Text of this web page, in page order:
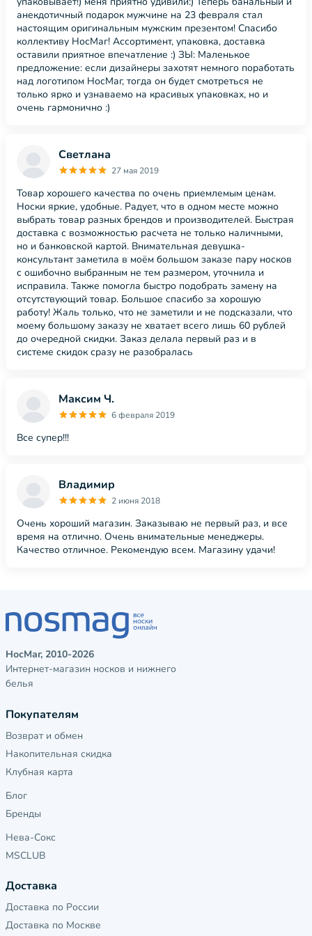
анекдотичный подарок мужчине на 23 февраля стал
настоящим оригинальным мужским презентом! Спасибо
коллективу НосМаг! Ассортимент, упаковка, доставка
оставили приятное впечатление :) ЗЫ: Маленькое
предложение: если дизайнеры захотят немного поработать
над логотипом НосМаг, тогда он будет смотреться не
только ярко и узнаваемо на красивых упаковках, но и
очень гармонично :)
Светлана
27 мая 2019
Товар хорошего качества по очень приемлемым ценам.
Носки яркие, удобные. Радует, что в одном месте можно
выбрать товар разных брендов и производителей. Быстрая
доставка с возможностью расчета не только наличными,
но и банковской картой. Внимательная девушка-
консультант заметила в моём большом заказе пару носков
с ошибочно выбранным не тем размером, уточнила и
исправила. Также помогла быстро подобрать замену на
отсутствующий товар. Большое спасибо за хорошую
работу! Жаль только, что не заметили и не подсказали, что
моему большому заказу не хватает всего лишь 60 рублей
до очередной скидки. Заказ делала первый раз и в
системе скидок сразу не разобралась
Максим Ч.
6 февраля 2019
Все супер!!!
Владимир
2 июня 2018
Очень хороший магазин. Заказываю не первый раз, и все
время на отлично. Очень внимательные менеджеры.
Качество отличное. Рекомендую всем. Магазину удачи!
НосМаг, 2010-2026
Интернет-магазин носков и нижнего
белья
Покупателям
Возврат и обмен
Накопительная скидка
Клубная карта
Блог
Бренды
Нева-Сокс
MSCLUB
Доставка
Доставка по России
Доставка по Москве